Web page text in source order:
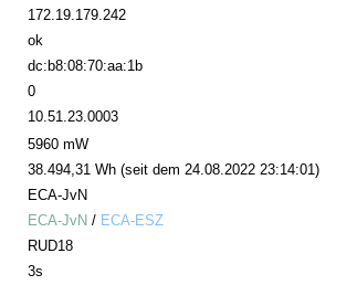
172.19.179.242
ok
dc:b8:08:70:aa:1b
0
10.51.23.0003
5960 mW
38.494,31 Wh (seit dem 24.08.2022 23:14:01)
ECA-JvN
ECA-JvN / ECA-ESZ
RUD18
3s